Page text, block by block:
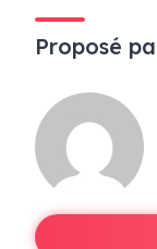
Proposé